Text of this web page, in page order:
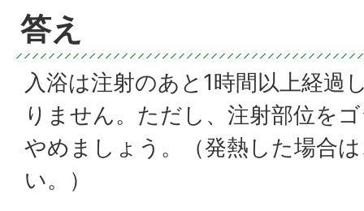
答え
入浴は注射のあと1時間以上経過
りません。ただし、注射部位を
やめましょう。（発熱した場合
い。）